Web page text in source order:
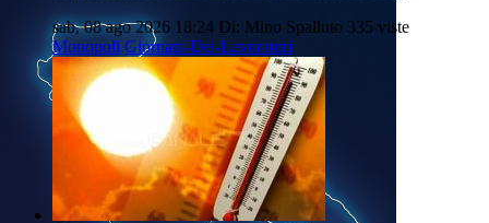
sab, 08 ago 2026 18:24 Di: Mino Spalluto 335 viste
Monopoli Giornata-Dei-Lavoratori